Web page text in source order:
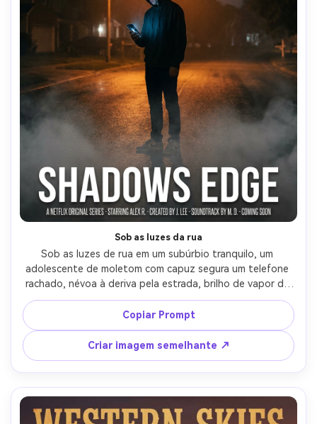
Sob as luzes da rua
Sob as luzes de rua em um subúrbio tranquilo, um
adolescente de moletom com capuz segura um telefone
rachado, névoa à deriva pela estrada, brilho de vapor de
sódio com sombras profundas, layout de pôster de série
de mistério com zona de título em negrito e bloco de
créditos, Sony A7IV, 85mm f/1.8, profundidade de campo
rasa, humor desconfortável, texturas realistas, grão de
filme sutil, alta resolução, sem marca d'água-AR 4:5
Copiar Prompt
Criar imagem semelhante ↗